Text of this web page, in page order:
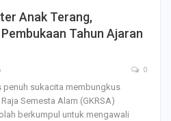
Anak Terang,
Tahun Ajaran
0
sukacita membungkus
Semesta Alam (GKRSA)
berkumpul untuk mengawali